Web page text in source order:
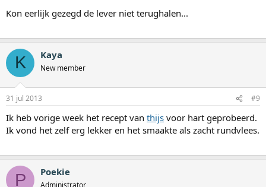
Kon eerlijk gezegd de lever niet terughalen...
K Kaya
New member
31 jul 2013 #9
Ik heb vorige week het recept van thijs voor hart geprobeerd.
Ik vond het zelf erg lekker en het smaakte als zacht rundvlees.
P Poekie